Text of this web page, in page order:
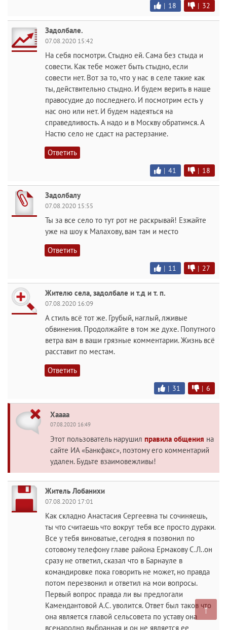
| 18 | 32
Задолбале.
07.08.2020 15:42
На себя посмотри. Стыдно ей. Сама без стыда и
совести. Как тебе может быть стыдно, если
совести нет. Вот за то, что у нас в селе такие как
ты, действительно стыдно. И будем верить в наше
правосудие до последнего. И посмотрим есть у
нас оно или нет. И будем надеяться на
справедливость. А надо и в Москву обратимся. А
Настю село не сдаст на растерзание.
Ответить
| 41 | 18
Задолбалу
07.08.2020 15:55
Ты за все село то тут рот не раскрывай! Езжайте
уже на шоу к Малахову, вам там и место
Ответить
| 11 | 27
Жителю села, задолбале и т.д и т. п.
07.08.2020 16:09
А стиль всё тот же. Грубый, наглый, лживые
обвинения. Продолжайте в том же духе. Попутного
ветра вам в ваши грязные комментарии. Жизнь всё
расставит по местам.
Ответить
| 31 | 6
Хаааа
07.08.2020 16:49
Этот пользователь нарушил правила общения на
сайте ИА «Банкфакс», поэтому его комментарий
удален. Будьте взаимовежливы!
Житель Лобанихи
07.08.2020 17:01
Как складно Анастасия Сергеевна ты сочиняешь,
ты что считаешь что вокруг тебя все просто дураки.
Все у тебя виноватые, сегодня я позвонил по
сотовому телефону главе района Ермакову С.Л..он
сразу не ответил, сказал что в Барнауле в
командировке пока говорить не может, но правда
потом перезвонил и ответил на мои вопросы.
Первый вопрос правда ли вы предлогали
Камендантовой А.С. уволится. Ответ был таков что
она является главой сельсовета по уставу она
всенародно выбранная и он не является ее
↑